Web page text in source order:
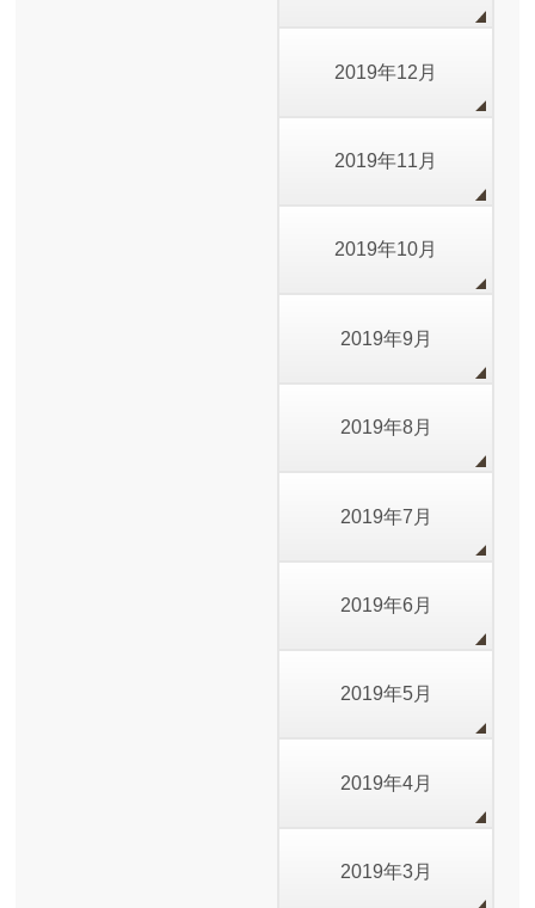
2019年12月
2019年11月
2019年10月
2019年9月
2019年8月
2019年7月
2019年6月
2019年5月
2019年4月
2019年3月